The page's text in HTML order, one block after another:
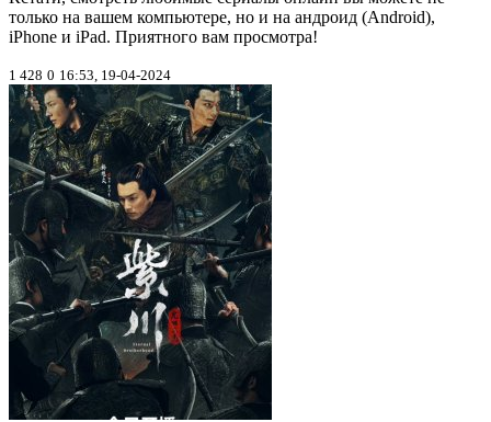
только на вашем компьютере, но и на андроид (Android),
iPhone и iPad. Приятного вам просмотра!
1 428 0 16:53, 19-04-2024